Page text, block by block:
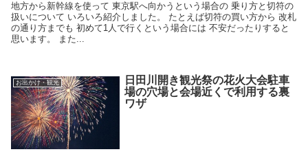
地方から新幹線を使って 東京駅へ向かうという場合の 乗り方と切符の
扱いについて いろいろ紹介しました。 たとえば切符の買い方から 改札
の通り方までも 初めて1人で行くという場合には 不安だったりすると
思います。 また...
お出かけ・観光
日田川開き観光祭の花火大会駐車
場の穴場と会場近くで利用する裏
ワザ